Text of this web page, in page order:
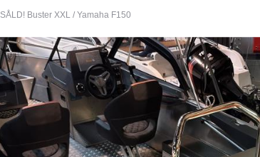
SÅLD! Buster XXL / Yamaha F150